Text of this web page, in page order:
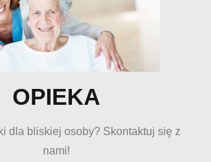
OPIEKA
dla bliskiej osoby? Skontaktuj się z
nami!